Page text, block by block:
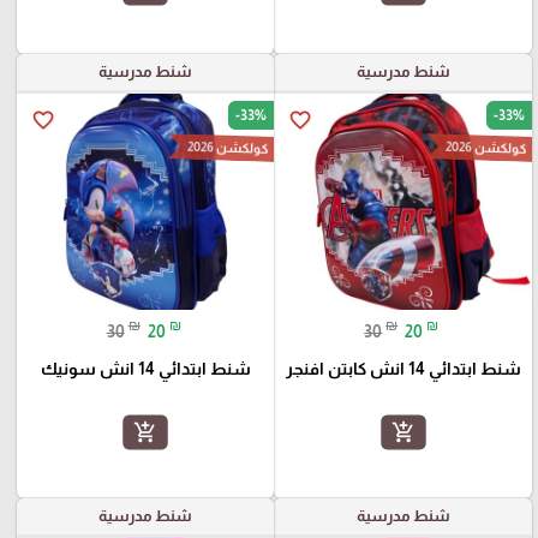
شنط مدرسية
favorite_border -33%
كولكشن 2026
30 ₪ 20 ₪
شنط ابتدائي 14 انش كابتن افنجر
add_shopping_cart
شنط مدرسية
favorite_border -33%
كولكشن 2026
30 ₪ 20 ₪
شنط ابتدائي 14 انش سونيك
add_shopping_cart
شنط مدرسية شنط مدرسية